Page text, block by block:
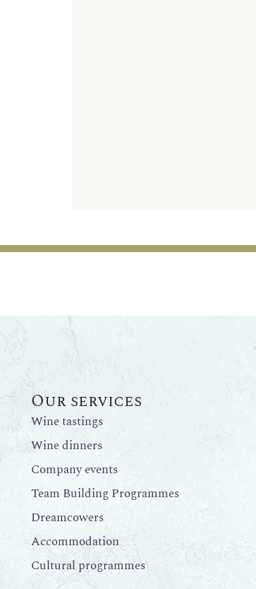
Our services
Wine tastings
Wine dinners
Company events
Team Building Programmes
Dreamcowers
Accommodation
Cultural programmes